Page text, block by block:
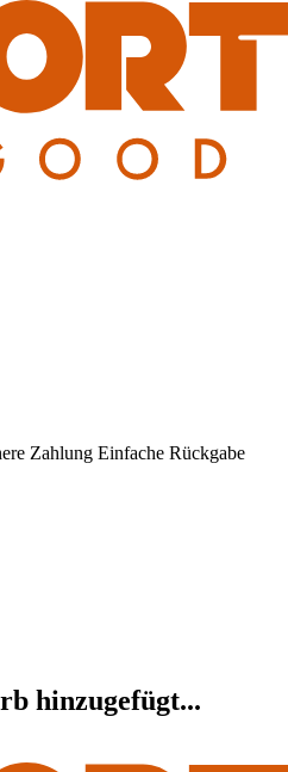
Zahlung Einfache Rückgabe
hinzugefügt...